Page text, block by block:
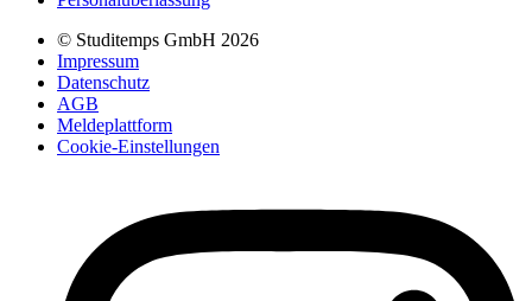
© Studitemps GmbH 2026
Impressum
Datenschutz
AGB
Meldeplattform
Cookie-Einstellungen